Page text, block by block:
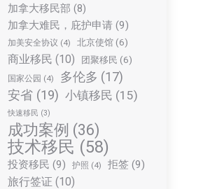
加拿大移民部 (8)
加拿大难民，庇护申请 (9)
加美安全协议 (4) 北京使馆 (6)
商业移民 (10) 团聚移民 (6)
国家公园 (4) 多伦多 (17)
安省 (19) 小镇移民 (15)
快速移民 (3)
成功案例 (36)
技术移民 (58)
投资移民 (9) 护照 (4) 拒签 (9)
旅行签证 (10)